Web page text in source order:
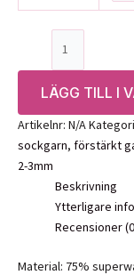
Color
mängd
LÄGG TILL I
Artikelnr: N/A
sockgarn, förstärkt
2-3mm
Beskrivning
Ytterligare
Recensioner
Material: 75%